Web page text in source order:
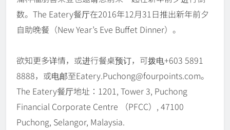
数。The Eatery餐厅在2016年12月31日推出新年前夕
自助晚餐（New Year’s Eve Buffet Dinner）。
欲知更多详情，或进行餐桌预订，可拨电+603 5891
8888，或电邮至Eatery.Puchong@fourpoints.com。
The Eatery餐厅地址：1201, Tower 3, Puchong
Financial Corporate Centre （PFCC）, 47100
Puchong, Selangor, Malaysia.